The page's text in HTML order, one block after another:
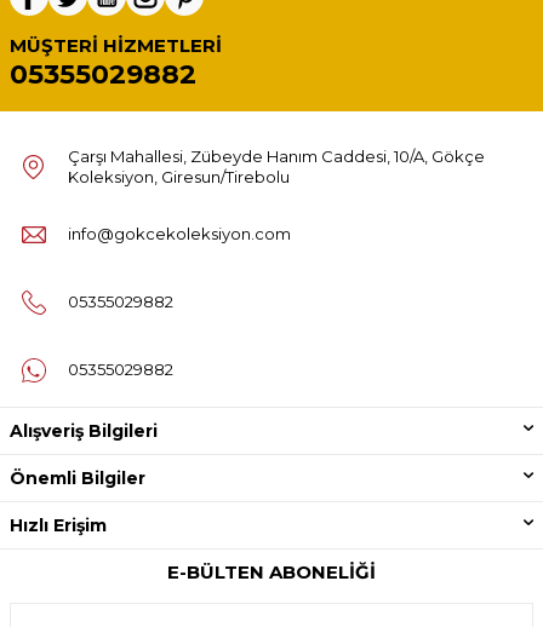
MÜŞTERI HIZMETLERI
05355029882
Çarşı Mahallesi, Zübeyde Hanım Caddesi, 10/A, Gökçe
Koleksiyon, Giresun/Tirebolu
info@gokcekoleksiyon.com
05355029882
05355029882
Alışveriş Bilgileri
Önemli Bilgiler
Hızlı Erişim
E-BÜLTEN ABONELIĞI